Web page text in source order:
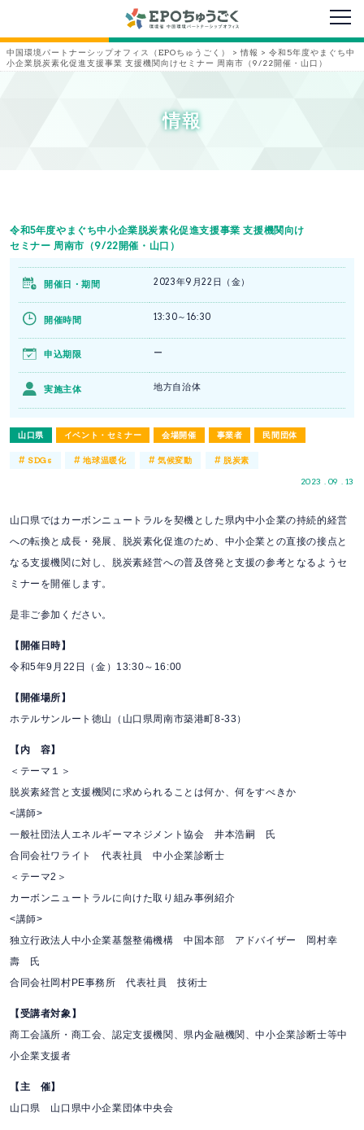
メニ
中国環境パートナーシップオフィス（EPOちゅうごく） > 情報 > 令和5年度やまぐち中
小企業脱炭素化促進支援事業 支援機関向けセミナー 周南市（9/22開催・山口）
情報
令和5年度やまぐち中小企業脱炭素化促進支援事業 支援機関向け
セミナー 周南市（9/22開催・山口）
山口県 イベント・セミナー 会場開催 事業者 民間団体
2023 . 09 . 13
開催日・期間 2023年9月22日（金）
開催時間 13:30～16:30
申込期限 ー
実施主体 地方自治体
#SDGs #地球温暖化 #気候変動 #脱炭素
山口県ではカーボンニュートラルを契機とした県内中小企業の持続的経営
への転換と成長・発展、脱炭素化促進のため、中小企業との直接の接点と
なる支援機関に対し、脱炭素経営への普及啓発と支援の参考となるようセ
ミナーを開催します。
是非ご参加ください。
【開催日時】
令和5年9月22日（金）13:30～16:00
【開催場所】
ホテルサンルート徳山（山口県周南市築港町8-33）
【内 容】
＜テーマ１＞
脱炭素経営と支援機関に求められることは何か、何をすべきか
<講師>
一般社団法人エネルギーマネジメント協会 井本浩嗣 氏
合同会社ワライト 代表社員 中小企業診断士
＜テーマ2＞
カーボンニュートラルに向けた取り組み事例紹介
<講師>
独立行政法人中小企業基盤整備機構 中国本部 アドバイザー 岡村幸
壽 氏
合同会社岡村PE事務所 代表社員 技術士
【受講者対象】
商工会議所・商工会、認定支援機関、県内金融機関、中小企業診断士等中
小企業支援者
【主 催】
山口県 山口県中小企業団体中央会